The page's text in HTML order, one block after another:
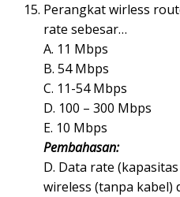
Perangkat wirless
rate sebesar…
A. 11 Mbps
B. 54 Mbps
C. 11-54 Mbps
D. 100 – 300 Mbps
E. 10 Mbps
Pembahasan:
D. Data rate
wireless (tanpa kabel)